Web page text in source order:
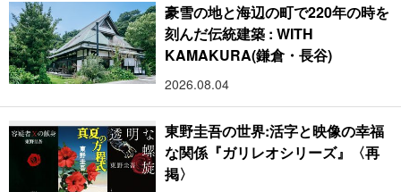
豪雪の地と海辺の町で220年の時を
刻んだ伝統建築 : WITH
KAMAKURA(鎌倉・長谷)
2026.08.04
東野圭吾の世界:活字と映像の幸福
な関係『ガリレオシリーズ』〈再
掲〉